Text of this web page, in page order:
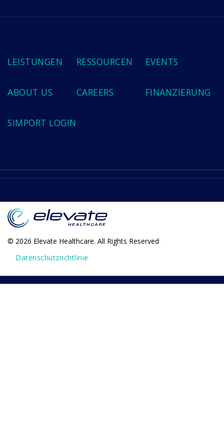
LEISTUNGEN RESSOURCEN EVENTS
ABOUT US CAREERS FINANZIERUNG
SIMPORT LOGIN
© 2026 Elevate Healthcare. All Rights Reserved
Datenschutzrichtlinie